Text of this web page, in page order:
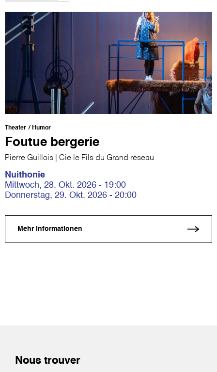
Theater Humor
Foutue bergerie
Pierre Guillois | Cie le Fils du Grand réseau
Nuithonie
Mittwoch, 28. Okt. 2026 - 19:00
Donnerstag, 29. Okt. 2026 - 20:00
Mehr Informationen
Nous trouver